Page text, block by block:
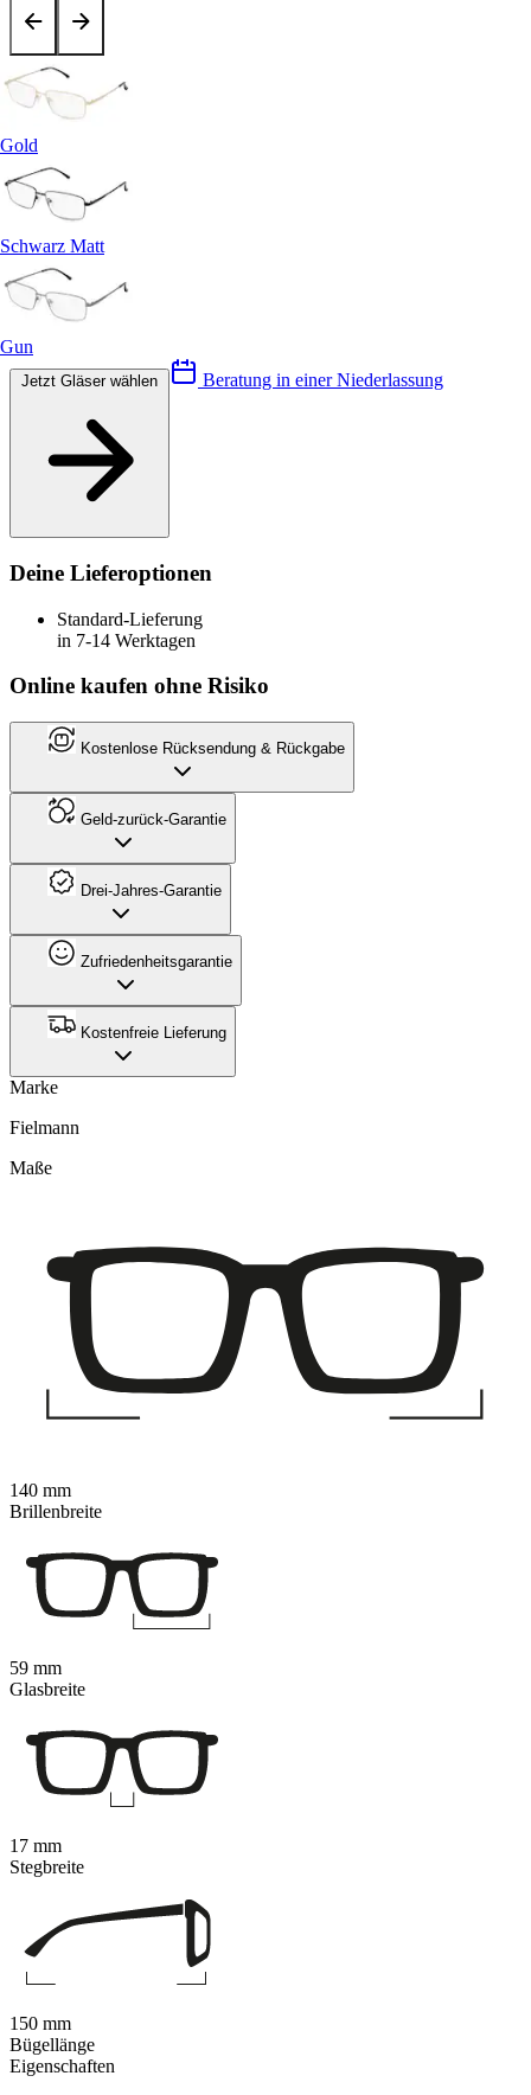
Gold
Schwarz Matt
Gun
Beratung in einer Niederlassung
Deine Lieferoptionen
Standard-Lieferung
in 7-14 Werktagen
Online kaufen ohne Risiko
Kostenlose Rücksendung & Rückgabe
Geld-zurück-Garantie
Drei-Jahres-Garantie
Zufriedenheitsgarantie
Kostenfreie Lieferung
Marke
Fielmann
Eigenschaften
Maße
140 mm
Brillenbreite
59 mm
Glasbreite
17 mm
Stegbreite
150 mm
Bügellänge